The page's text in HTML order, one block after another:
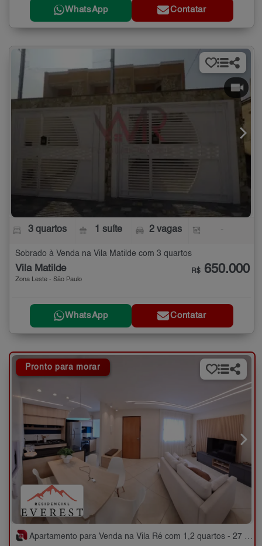
WhatsApp Contatar
3 quartos 1 suíte 2 vagas
Sobrado à Venda na Vila Matilde com 3 quartos
Vila Matilde
Zona Leste - São Paulo
R$ 650.000
WhatsApp Contatar
Pronto para morar
Apartamento para Venda na Vila Ré com 1,2 quartos - 27 a 54 m²